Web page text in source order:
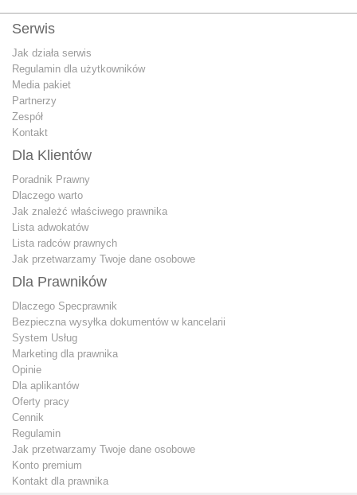
Serwis
Jak działa serwis
Regulamin dla użytkowników
Media pakiet
Partnerzy
Zespół
Kontakt
Dla Klientów
Poradnik Prawny
Dlaczego warto
Jak znależć właściwego prawnika
Lista adwokatów
Lista radców prawnych
Jak przetwarzamy Twoje dane osobowe
Dla Prawników
Dlaczego Specprawnik
Bezpieczna wysyłka dokumentów w kancelarii
System Usług
Marketing dla prawnika
Opinie
Dla aplikantów
Oferty pracy
Cennik
Regulamin
Jak przetwarzamy Twoje dane osobowe
Konto premium
Kontakt dla prawnika